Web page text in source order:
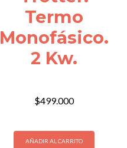
Termo
Monofásico.
2 Kw.
$499.000
AÑADIR AL CARRITO